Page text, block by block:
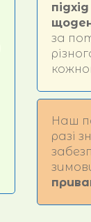
підхід
за
Наш
разі